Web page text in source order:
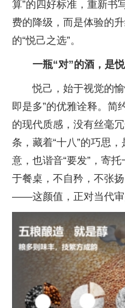
算”的四好标准，重新书
费的降级，而是体验的
的“悦己之选”。
一瓶“对”的酒，是
悦己，始于视觉的
即是多”的优雅诠释。简
的现代质感，没有丝毫
条，藏着“十八”的巧思
意，也谐音“要发”，寄
于餐桌，不自矜，不张
——这颜值，正对当代审